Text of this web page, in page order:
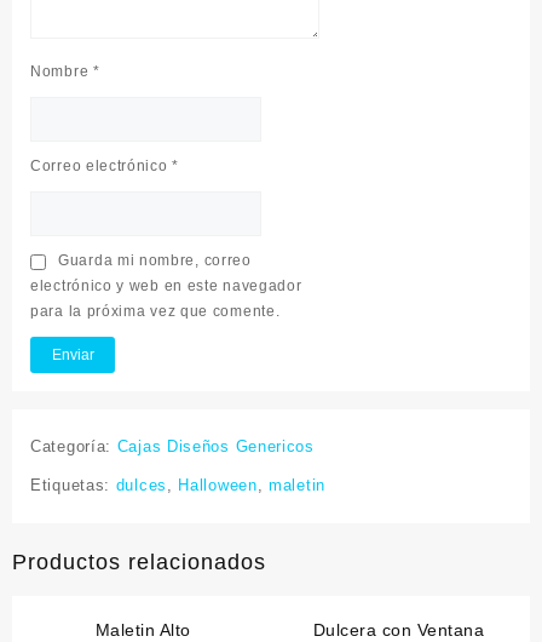
Nombre *
Correo electrónico*
Guarda mi nombre, correo
electrónico y web en este navegador
para la próxima vez que comente.
Categoría: Cajas Diseños Genericos
Etiquetas: dulces Halloween ,maletin
Productos relacionados
Maletin Alto Dulcera con Ventana